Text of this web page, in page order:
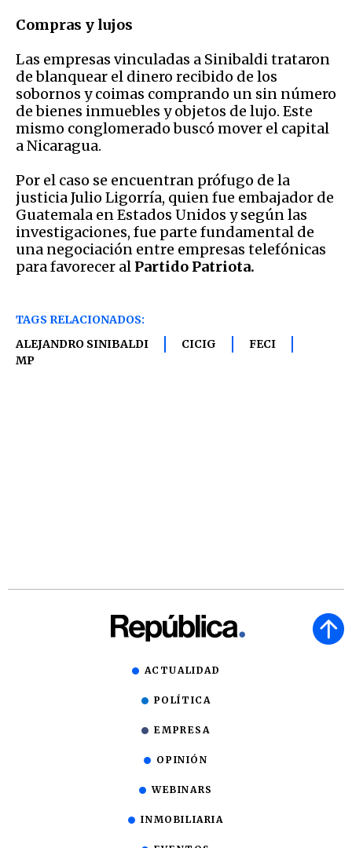
Compras y lujos
Las empresas vinculadas a Sinibaldi trataron
de blanquear el dinero recibido de los
sobornos y coimas comprando un sin número
de bienes inmuebles y objetos de lujo. Este
mismo conglomerado buscó mover el capital
a Nicaragua.
Por el caso se encuentran prófugo de la
justicia Julio Ligorría, quien fue embajador de
Guatemala en Estados Unidos y según las
investigaciones, fue parte fundamental de
una negociación entre empresas telefónicas
para favorecer al Partido Patriota.
TAGS RELACIONADOS:
ALEJANDRO SINIBALDI
CICIG
FECI
MP
ACTUALIDAD
POLÍTICA
EMPRESA
OPINIÓN
WEBINARS
INMOBILIARIA